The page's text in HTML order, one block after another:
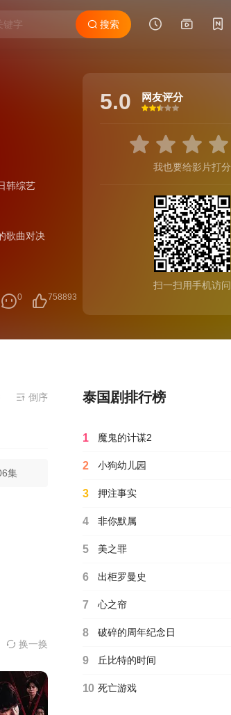
搜索
韩综艺
歌曲对决
758893
0
5.0 网友评分
很差
较差还行推荐力荐
我也要给影片打分
扫一扫用手机访问
装播放器
倒序
集
换一换
泰国剧排行榜
1 魔鬼的计谋2
2 小狗幼儿园
3 押注事实
4 非你默属
5 美之罪
6 出柜罗曼史
7 心之帘
8 破碎的周年纪念日
9 丘比特的时间
10 死亡游戏